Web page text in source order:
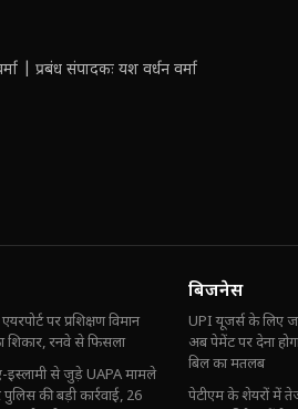
| प्रबंध संपादकः यश वर्धन वर्मा
पर प्रशिक्षण विमान
शिकार, रनवे से फिसला
इस्लामी से जुड़े UAPA मामले
पुलिस की बड़ी कार्रवाई, 26
बिजनेस
UPI यूजर्स के लिए
अब पेमेंट पर देना
बिल का मतलब
पेटीएम के शेयरों में